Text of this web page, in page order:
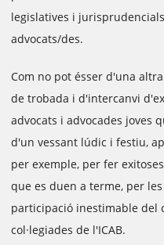
legislatives i
advocats/des.
Com no pot ésser d'una
de trobada i d'intercanvi
advocats i advocades joves
d'un vessant lúdic i festiu,
per exemple, per fer
que es duen a terme, per
participació inestimable del
col·legiades de l'ICAB.